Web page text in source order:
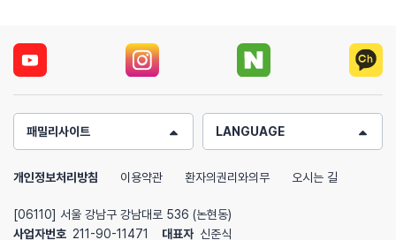
패밀리사이트 LANGUAGE
개인정보처리방침 이용약관 환자의권리와의무 오시는 길
[06110] 서울 강남구 강남대로 536 (논현동)
사업자번호 211-90-11471 대표자 신준식